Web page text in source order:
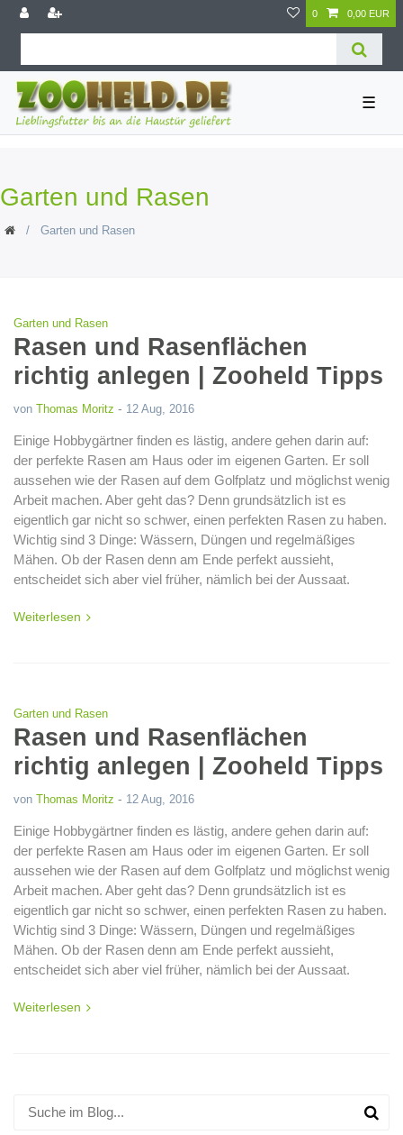
0 0,00 EUR
☰
Garten und Rasen
Garten und Rasen
Garten und Rasen
Rasen und Rasenflächen
richtig anlegen | Zooheld Tipps
von Thomas Moritz - 12 Aug, 2016
Einige Hobbygärtner finden es lästig, andere gehen darin auf:
der perfekte Rasen am Haus oder im eigenen Garten. Er soll
aussehen wie der Rasen auf dem Golfplatz und möglichst wenig
Arbeit machen. Aber geht das? Denn grundsätzlich ist es
eigentlich gar nicht so schwer, einen perfekten Rasen zu haben.
Wichtig sind 3 Dinge: Wässern, Düngen und regelmäßiges
Mähen. Ob der Rasen denn am Ende perfekt aussieht,
entscheidet sich aber viel früher, nämlich bei der Aussaat.
Weiterlesen
Garten und Rasen
Rasen und Rasenflächen
richtig anlegen | Zooheld Tipps
von Thomas Moritz - 12 Aug, 2016
Einige Hobbygärtner finden es lästig, andere gehen darin auf:
der perfekte Rasen am Haus oder im eigenen Garten. Er soll
aussehen wie der Rasen auf dem Golfplatz und möglichst wenig
Arbeit machen. Aber geht das? Denn grundsätzlich ist es
eigentlich gar nicht so schwer, einen perfekten Rasen zu haben.
Wichtig sind 3 Dinge: Wässern, Düngen und regelmäßiges
Mähen. Ob der Rasen denn am Ende perfekt aussieht,
entscheidet sich aber viel früher, nämlich bei der Aussaat.
Weiterlesen